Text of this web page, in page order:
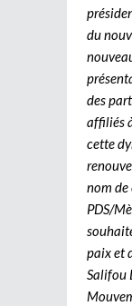
du
des
affiliés
cette
nom de
PDS/
paix et
Salifou